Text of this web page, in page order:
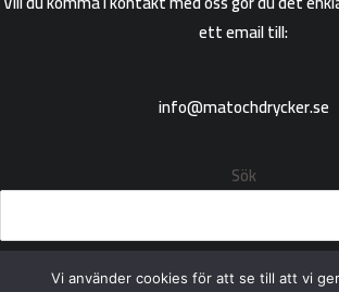
ett email till:
info@matochdrycker.se
Sök
Vi använder cookies för att se till att vi